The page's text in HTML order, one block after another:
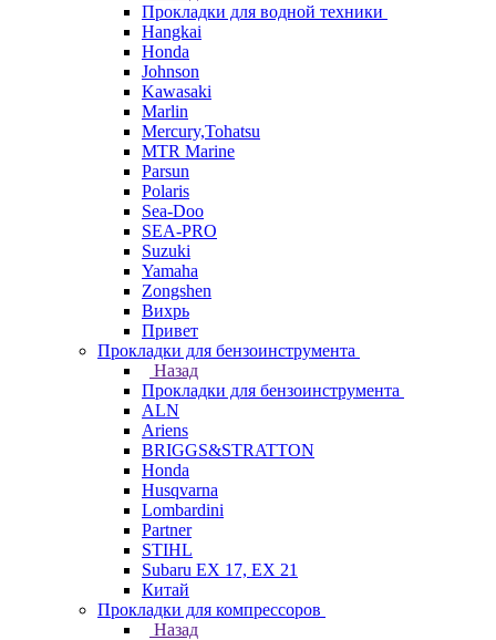
Прокладки для водной техники
Hangkai
Honda
Johnson
Kawasaki
Marlin
Mercury,Tohatsu
MTR Marine
Parsun
Polaris
Sea-Doo
SEA-PRO
Suzuki
Yamaha
Zongshen
Вихрь
Привет
Прокладки для бензоинструмента
Назад
Прокладки для бензоинструмента
ALN
Ariens
BRIGGS&STRATTON
Honda
Husqvarna
Lombardini
Partner
STIHL
Subaru EX 17, EX 21
Китай
Прокладки для компрессоров
Назад